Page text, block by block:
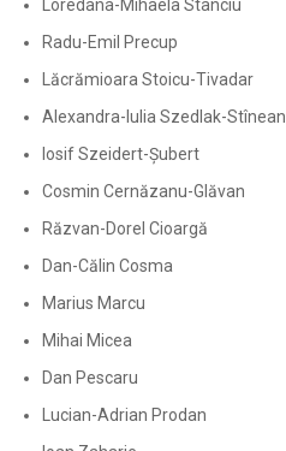
Loredana-Mihaela Stanciu
Radu-Emil Precup
Lăcrămioara Stoicu-Tivadar
Alexandra-Iulia Szedlak-Stînean
Iosif Szeidert-Șubert
Cosmin Cernăzanu-Glăvan
Răzvan-Dorel Cioargă
Dan-Călin Cosma
Marius Marcu
Mihai Micea
Dan Pescaru
Lucian-Adrian Prodan